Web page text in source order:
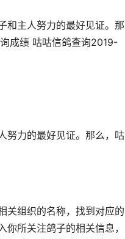
和主人努力的最好见证。那
成绩 咕咕信鸽查询2019-
努力的最好见证。那么，咕
关组织的名称，找到对应的
你所关注鸽子的相关信息，